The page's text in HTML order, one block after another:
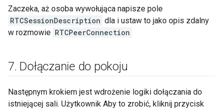
Zaczeka, aż osoba wywołująca napisze pole
RTCSessionDescription dla i ustaw to jako opis zdalny
w rozmowie RTCPeerConnection
7. Dołączanie do pokoju
Następnym krokiem jest wdrożenie logiki dołączania do
istniejącej sali. Użytkownik Aby to zrobić, kliknij przycisk